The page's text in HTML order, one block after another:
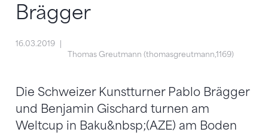
Brägger
16.03.2019
Thomas Greutmann (thomasgreutmann,1169)
Die Schweizer Kunstturner Pablo Brägger
und Benjamin Gischard turnen am
Weltcup in Baku&nbsp;(AZE) am Boden